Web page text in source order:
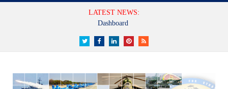
LATEST NEWS:
Dashboard
TwitterFacebookLinkedInPinterestRSS